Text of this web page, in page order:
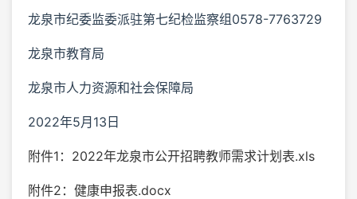
龙泉市纪委监委派驻第七纪检监察组0578-7763729
龙泉市教育局
龙泉市人力资源和社会保障局
2022年5月13日
附件1：2022年龙泉市公开招聘教师需求计划表.xls
附件2：健康申报表.docx